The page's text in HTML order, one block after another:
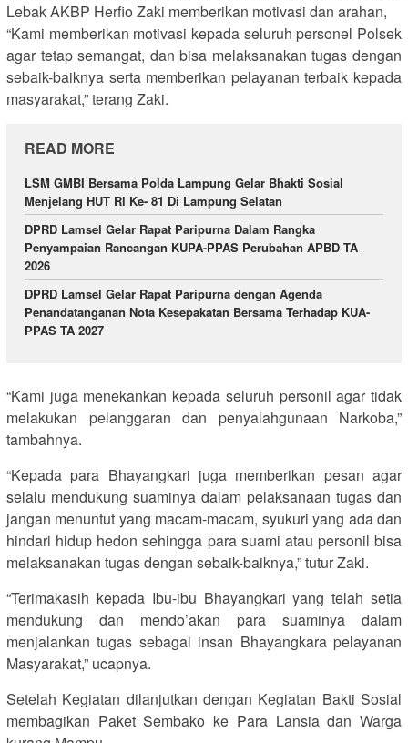
Lebak AKBP Herfio Zaki memberikan motivasi dan arahan,
“Kami memberikan motivasi kepada seluruh personel Polsek
agar tetap semangat, dan bisa melaksanakan tugas dengan
sebaik-baiknya serta memberikan pelayanan terbaik kepada
masyarakat,” terang Zaki.
READ MORE
LSM GMBI Bersama Polda Lampung Gelar Bhakti Sosial
Menjelang HUT Rl Ke- 81 Di Lampung Selatan
DPRD Lamsel Gelar Rapat Paripurna Dalam Rangka
Penyampaian Rancangan KUPA-PPAS Perubahan APBD TA
2026
DPRD Lamsel Gelar Rapat Paripurna dengan Agenda
Penandatanganan Nota Kesepakatan Bersama Terhadap KUA-
PPAS TA 2027
“Kami juga menekankan kepada seluruh personil agar tidak
melakukan pelanggaran dan penyalahgunaan Narkoba,”
tambahnya.
“Kepada para Bhayangkari juga memberikan pesan agar
selalu mendukung suaminya dalam pelaksanaan tugas dan
jangan menuntut yang macam-macam, syukuri yang ada dan
hindari hidup hedon sehingga para suami atau personil bisa
melaksanakan tugas dengan sebaik-baiknya,” tutur Zaki.
“Terimakasih kepada Ibu-ibu Bhayangkari yang telah setia
mendukung dan mendo’akan para suaminya dalam
menjalankan tugas sebagai insan Bhayangkara pelayanan
Masyarakat,” ucapnya.
Setelah Kegiatan dilanjutkan dengan Kegiatan Bakti Sosial
membagikan Paket Sembako ke Para Lansia dan Warga